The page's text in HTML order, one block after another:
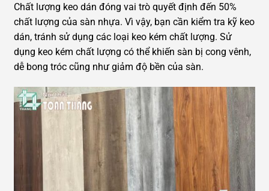
Chất lượng keo dán đóng vai trò quyết định đến 50%
chất lượng của sàn nhựa. Vì vậy, bạn cần kiểm tra kỹ keo
dán, tránh sử dụng các loại keo kém chất lượng. Sử
dụng keo kém chất lượng có thể khiến sàn bị cong vênh,
dễ bong tróc cũng như giảm độ bền của sàn.